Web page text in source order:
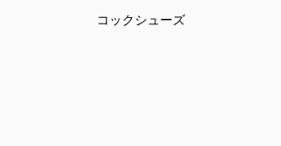
コックシューズ